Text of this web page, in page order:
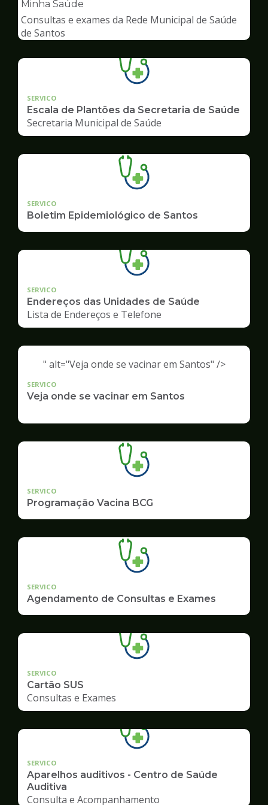
de
Saúde
Minha Saúde
Consultas e exames da Rede Municipal de Saúde
de Santos
SERVICO
Escala de Plantões da Secretaria de Saúde
Secretaria Municipal de Saúde
SERVICO
Boletim Epidemiológico de Santos
SERVICO
Endereços das Unidades de Saúde
Lista de Endereços e Telefone
" alt="Veja onde se vacinar em Santos" />
SERVICO
Veja onde se vacinar em Santos
SERVICO
Programação Vacina BCG
SERVICO
Agendamento de Consultas e Exames
SERVICO
Cartão SUS
Consultas e Exames
SERVICO
Aparelhos auditivos - Centro de Saúde
Auditiva
Consulta e Acompanhamento